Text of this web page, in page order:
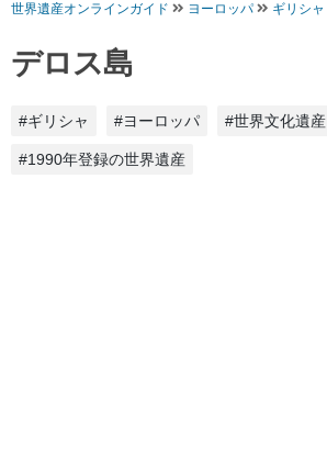
世界遺産オンラインガイド ヨーロッパ ギリシャ
デロス島
#ギリシャ #ヨーロッパ #世界文化遺産
#1990年登録の世界遺産